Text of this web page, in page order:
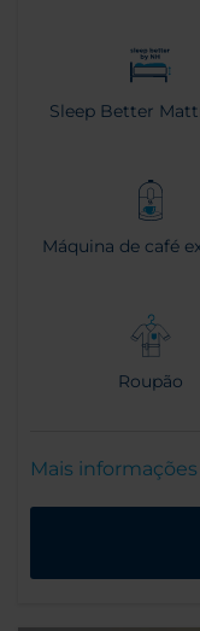
Sleep Better
Máquina de café
Roupão
Mais informações